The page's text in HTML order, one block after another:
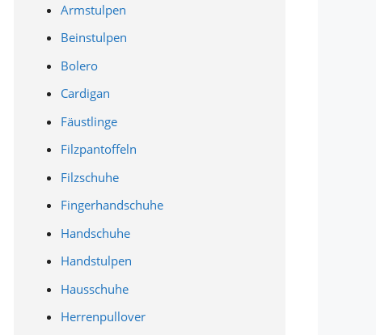
Armstulpen
Beinstulpen
Bolero
Cardigan
Fäustlinge
Filzpantoffeln
Filzschuhe
Fingerhandschuhe
Handschuhe
Handstulpen
Hausschuhe
Herrenpullover